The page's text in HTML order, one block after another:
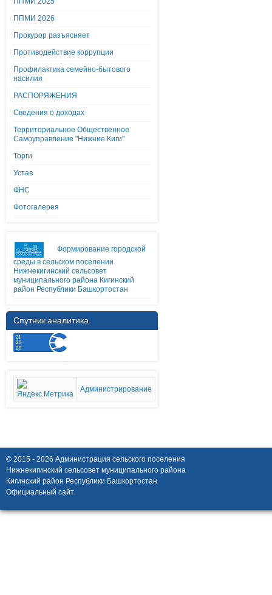
ППМИ 2026
Прокурор разъясняет
Противодействие коррупции
Профилактика семейно-бытового
насилия
РАСПОРЯЖЕНИЯ
Сведения о доходах
Территориальное Общественное
Самоуправление "Нижние Киги"
Торги
Устав
ФНС
Фотогалерея
Формирование городской
среды в сельском поселении
Нижнекигинский сельсовет
муниципального района Кигинский
район Республики Башкортостан
Спутник аналитика
Администрирование
© 2015 - 2026 Администрация сельского поселения
Нижнекигинский сельсовет муниципального района
Кигинский район Республики Башкортостан
Официальный сайт.